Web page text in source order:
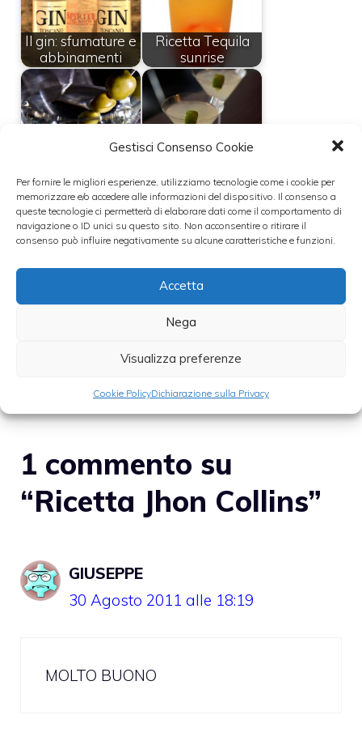
Gestisci Consenso Cookie
Per fornire le migliori esperienze, utilizziamo tecnologie come i cookie per
memorizzare e/o accedere alle informazioni del dispositivo. Il consenso a
queste tecnologie ci permetterà di elaborare dati come il comportamento di
navigazione o ID unici su questo sito. Non acconsentire o ritirare il
consenso può influire negativamente su alcune caratteristiche e funzioni.
Accetta
Nega
Visualizza preferenze
Cookie PolicyDichiarazione sulla Privacy
Il gin: sfumature e
abbinamenti
Ricetta Tequila
sunrise
Martini Cocktail
originale
Cosmopolitan
Ricetta Margarita
1 commento su
“Ricetta Jhon Collins”
GIUSEPPE
30 Agosto 2011 alle 18:19
MOLTO BUONO